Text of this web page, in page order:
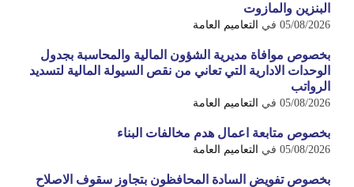
البنزين والمازوت
05/08/2026 في التعاميم العامة
بخصوص موافاة مديرية الشؤون المالية والمحاسبة بجدول
الوحدات الادارية التي تعاني من نقص السيولة المالية لتسديد
الرواتب
05/08/2026 في التعاميم العامة
بخصوص متابعة اعمال هدم مخالفات البناء
05/08/2026 في التعاميم العامة
بخصوص تفويض السادة المحافظون بتجاوز سقوف الاصلاح